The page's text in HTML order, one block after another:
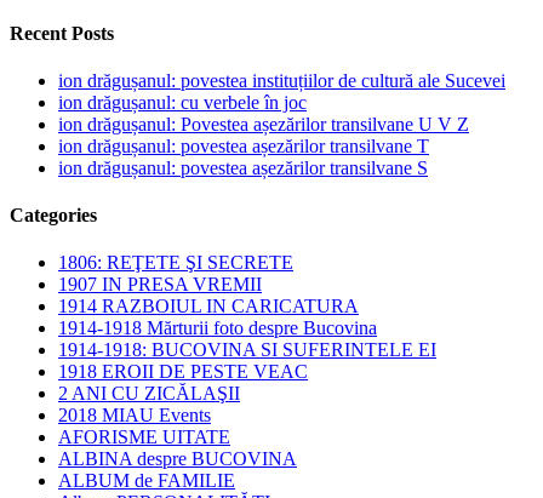
Recent Posts
ion drăgușanul: povestea instituțiilor de cultură ale Sucevei
ion drăgușanul: cu verbele în joc
ion drăgușanul: Povestea așezărilor transilvane U V Z
ion drăgușanul: povestea așezărilor transilvane T
ion drăgușanul: povestea așezărilor transilvane S
Categories
1806: REŢETE ŞI SECRETE
1907 IN PRESA VREMII
1914 RAZBOIUL IN CARICATURA
1914-1918 Mărturii foto despre Bucovina
1914-1918: BUCOVINA SI SUFERINTELE EI
1918 EROII DE PESTE VEAC
2 ANI CU ZICĂLAŞII
2018 MIAU Events
AFORISME UITATE
ALBINA despre BUCOVINA
ALBUM de FAMILIE